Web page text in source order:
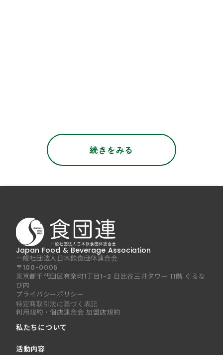
続きをみる
Japan Food & Beverage Association
一般社団法人日本飲食団体連合会
〒100-0006
東京都千代田区有楽町1丁目1-2 日比谷三井タワー 11階 ぐるな
び内
プライバシーポリシー
特定商取引法に基づく表記
利用規約・個店連合会 加盟店規約
私たちについて
活動内容